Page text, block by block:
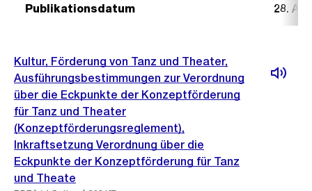
Publikationsdatum 28.
Kultur, Förderung von Tanz und Theater,
Ausführungsbestimmungen zur Verordnung
über die Eckpunkte der Konzeptförderung
für Tanz und Theater
(Konzeptförderungsreglement),
Inkraftsetzung Verordnung über die
Eckpunkte der Konzeptförderung für Tanz
und Theate